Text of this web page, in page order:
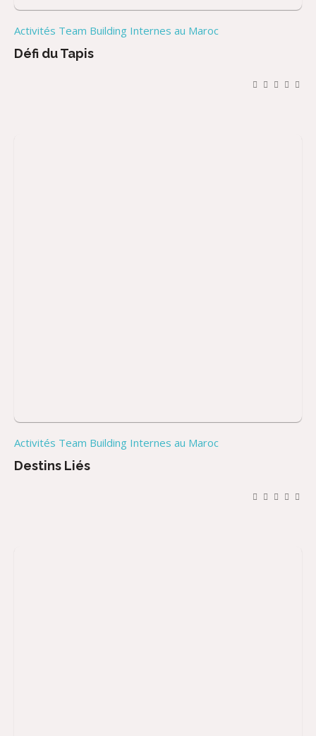
Activités Team Building Internes au Maroc
Défi du Tapis
Activités Team Building Internes au Maroc
Destins Liés